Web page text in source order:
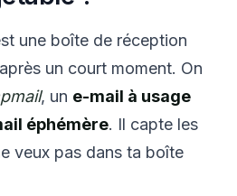
une boîte de réception
un court moment. On
, un e-mail à usage
éphémère. Il capte les
veux pas dans ta boîte